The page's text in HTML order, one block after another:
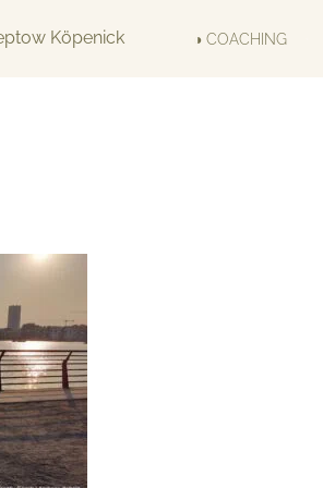
◑ COACHING